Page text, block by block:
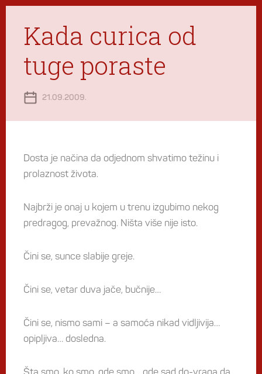
Kada curica od
tuge poraste
21.09.2009.
Dosta je načina da odjednom shvatimo težinu i
prolaznost života.
Najbrži je onaj u kojem u trenu izgubimo nekog
predragog, prevažnog. Ništa više nije isto.
Čini se, sunce slabije greje.
Čini se, vetar duva jače, bučnije…
Čini se, nismo sami – a samoća nikad vidljivija…
opipljiva… dosledna.
Šta smo, ko smo, gde smo… gde sad do-vraga da